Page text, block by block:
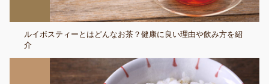
ルイボスティーとはどんなお茶？健康に良い理由や飲み方を紹
介